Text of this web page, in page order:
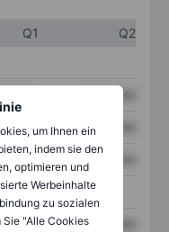
um Ihnen ein
indem sie den
optimieren und
Werbeinhalte
zu sozialen
"Alle Cookies
Q1
Q2
XXXXXXX
XXXXXXX
XXXXXXX
XXXXXXX